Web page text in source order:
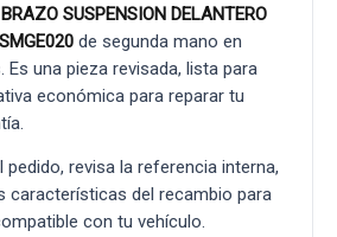
SUSPENSION DELANTERO
de segunda mano en
Es una pieza revisada, lista para
económica para reparar tu
pedido, revisa la referencia interna,
características del recambio para
con tu vehículo.